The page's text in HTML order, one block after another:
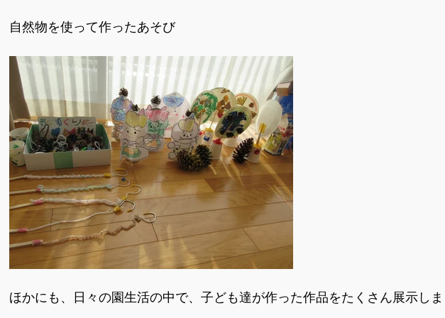
自然物を使って作ったあそび
ほかにも、日々の園生活の中で、子ども達が作った作品をたくさん展示し